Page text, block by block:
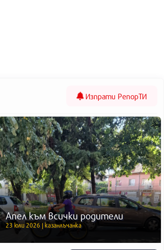
Изпрати РепорТИ
Апел към всички родители
23 юли 2026 | казанлъчанка